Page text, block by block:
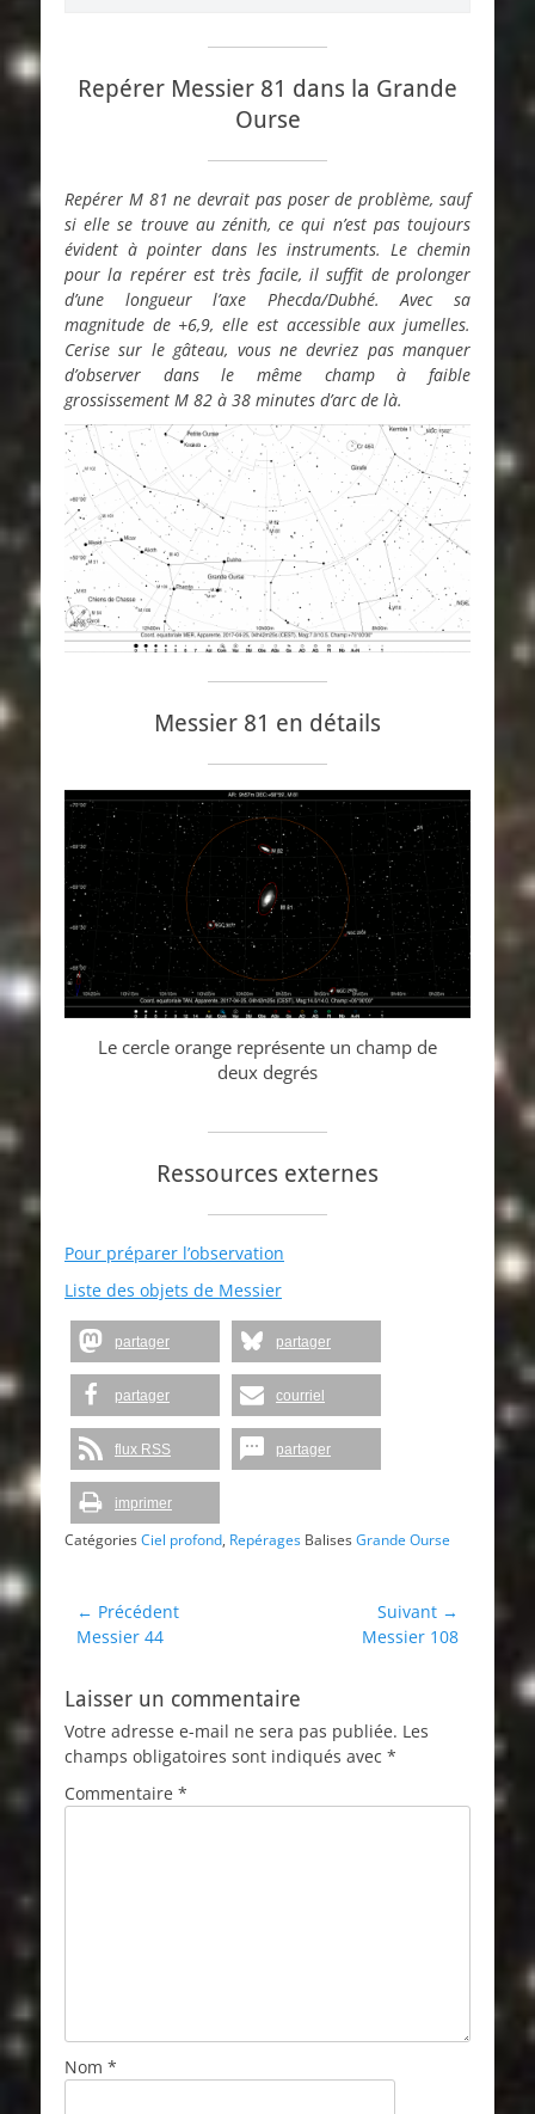
Repérer Messier 81 dans la Grande
Ourse
Repérer M 81 ne devrait pas poser de problème, sauf
si elle se trouve au zénith, ce qui n’est pas toujours
évident à pointer dans les instruments. Le chemin
pour la repérer est très facile, il suffit de prolonger
d’une longueur l’axe Phecda/Dubhé. Avec sa
magnitude de +6,9, elle est accessible aux jumelles.
Cerise sur le gâteau, vous ne devriez pas manquer
d’observer dans le même champ à faible
grossissement M 82 à 38 minutes d’arc de là.
Messier 81 en détails
Le cercle orange représente un champ de
deux degrés
Ressources externes
Pour préparer l’observation
Liste des objets de Messier
partager partager
partager courriel
flux RSS partager
imprimer
CatégoriesCiel profond, Repérages BalisesGrande Ourse
Navigation
de
← Précédent
Article
Messier 44
Suivant →
Messier 108
Laisser un commentaire
Votre adresse e-mail ne sera pas publiée. Les
champs obligatoires sont indiqués avec *
Commentaire *
Nom *